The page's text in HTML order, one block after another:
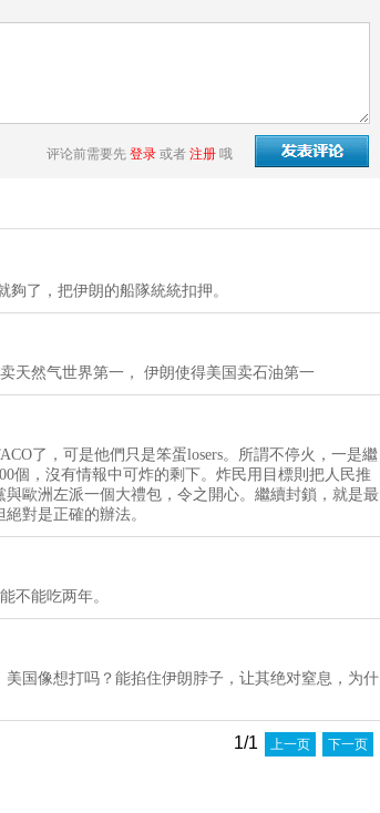
评论前需要先 登录 或者 注册 哦
了，把伊朗的船隊統統扣押。
天然气世界第一， 伊朗使得美国卖石油第一
了，可是他們只是笨蛋losers。所謂不停火，一是繼
個，沒有情報中可炸的剩下。炸民用目標則把人民推
歐洲左派一個大禮包，令之開心。繼續封鎖，就是最
對是正確的辦法。
不能吃两年。
国像想打吗？能掐住伊朗脖子，让其绝对窒息，为什
1/1 上一页 下一页